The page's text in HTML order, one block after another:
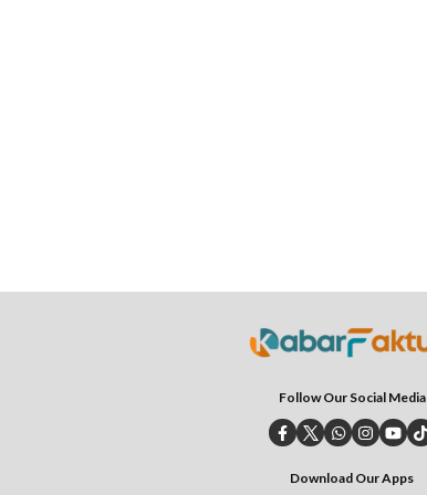
Follow Our Social Media
Download Our Apps